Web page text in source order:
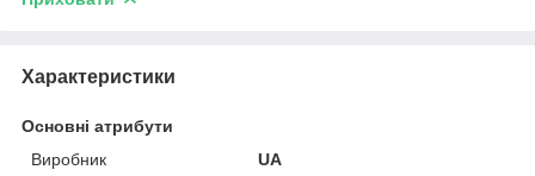
Характеристики
Основні атрибути
Виробник
UA